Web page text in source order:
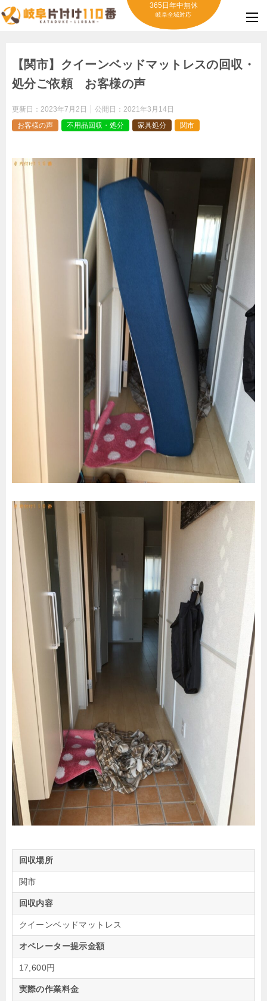
365日年中無休
岐阜全域対応
【関市】クイーンベッドマットレスの回収・
処分ご依頼 お客様の声
更新日： 2023年7月2日 公開日： 2021年3月14日
お客様の声
不用品回収・処分 家具処分 関市
回収場所
関市
回収内容
クイーンベッドマットレス
オペレーター提示金額
17,600円
実際の作業料金